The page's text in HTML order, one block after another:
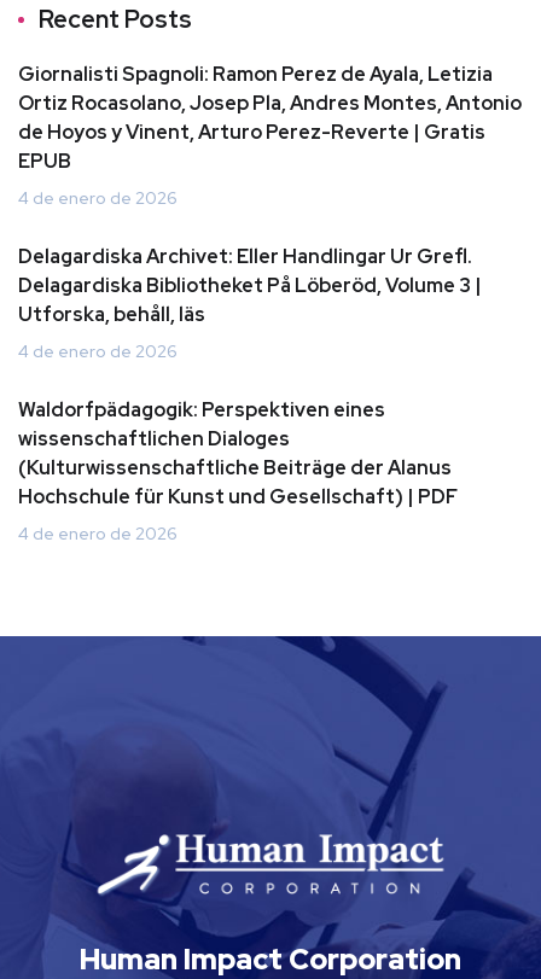
Recent Posts
Giornalisti Spagnoli: Ramon Perez de Ayala, Letizia
Ortiz Rocasolano, Josep Pla, Andres Montes, Antonio
de Hoyos y Vinent, Arturo Perez-Reverte | Gratis
EPUB
4 de enero de 2026
Delagardiska Archivet: Eller Handlingar Ur Grefl.
Delagardiska Bibliotheket På Löberöd, Volume 3 |
Utforska, behåll, läs
4 de enero de 2026
Waldorfpädagogik: Perspektiven eines
wissenschaftlichen Dialoges
(Kulturwissenschaftliche Beiträge der Alanus
Hochschule für Kunst und Gesellschaft) | PDF
4 de enero de 2026
Human Impact Corporation